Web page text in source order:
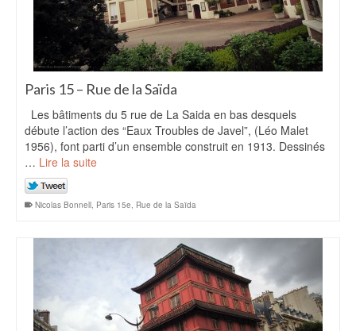
Paris 15 – Rue de la Saïda
Les bâtiments du 5 rue de La Saida en bas desquels
débute l’action des “Eaux Troubles de Javel”, (Léo Malet
1956), font parti d’un ensemble construit en 1913. Dessinés
… Lire la suite
Nicolas Bonnell, Paris 15e, Rue de la Saïda